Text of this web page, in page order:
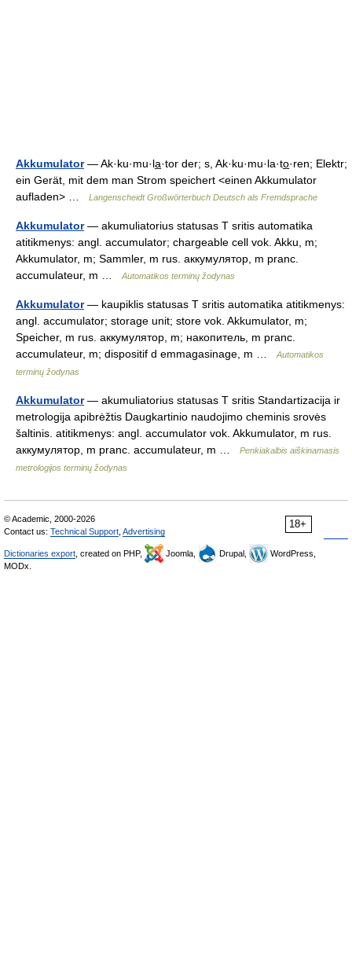
Akkumulator— Ak·ku·mu·la̲·tor der; s, Ak·ku·mu·la·to̲·ren; Elektr;
ein Gerät, mit dem man Strom speichert <einen Akkumulator
aufladen> …
Langenscheidt Großwörterbuch Deutsch als Fremdsprache
Akkumulator— akumuliatorius statusas T sritis automatika
atitikmenys: angl. accumulator; chargeable cell vok. Akku, m;
Akkumulator, m; Sammler, m rus. аккумулятор, m pranc.
accumulateur, m …
Automatikos terminų žodynas
Akkumulator— kaupiklis statusas T sritis automatika atitikmenys:
angl. accumulator; storage unit; store vok. Akkumulator, m;
Speicher, m rus. аккумулятор, m; накопитель, m pranc.
accumulateur, m; dispositif d emmagasinage, m …
Automatikos
terminų žodynas
Akkumulator— akumuliatorius statusas T sritis Standartizacija ir
metrologija apibrėžtis Daugkartinio naudojimo cheminis srovės
šaltinis. atitikmenys: angl. accumulator vok. Akkumulator, m rus.
аккумулятор, m pranc. accumulateur, m …
Penkiakalbis aiškinamasis
metrologijos terminų žodynas
18+
© Academic, 2000-2026
Contact us: Technical Support Advertising
Dictionaries export , created on PHP, Joomla, Drupal,
WordPress,
MODx.